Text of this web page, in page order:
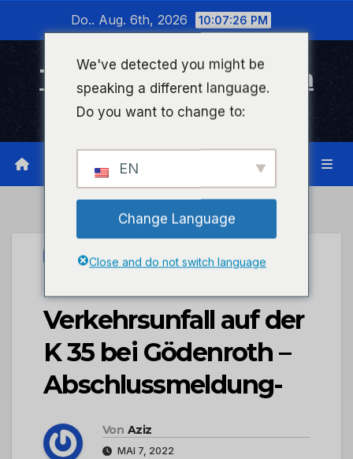
wechseln
Do.. Aug. 6th, 2026 10:07:26 PM
Timeline Bad Kreuznach
Infonetzwerk für Bad Kreuznach
UNCATEGORIZED
POL-PDKO: Schwerer
Verkehrsunfall auf der
K 35 bei Gödenroth –
Abschlussmeldung-
Von Aziz
MAI 7, 2022
We've detected you might be
speaking a different language.
Do you want to change to:
EN
Change Language
Close and do not switch language